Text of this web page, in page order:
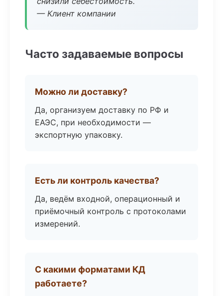
— Клиент компании
Часто задаваемые вопросы
Можно ли доставку?
Да, организуем доставку по РФ и
ЕАЭС, при необходимости —
экспортную упаковку.
Есть ли контроль качества?
Да, ведём входной, операционный и
приёмочный контроль с протоколами
измерений.
С какими форматами КД
работаете?